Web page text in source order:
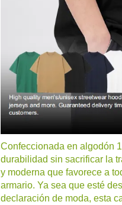
Confeccionada en algodón
durabilidad sin sacrificar la
y moderna que favorece a
armario. Ya sea que esté
declaración de moda, esta